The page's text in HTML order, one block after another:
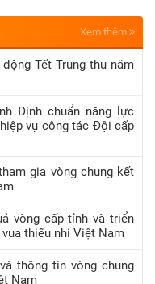
Xem thêm
Tết Trung thu năm
Định chuẩn năng lực
vụ công tác Đội cấp
gia vòng chung kết
vòng cấp tỉnh và triển
thiếu nhi Việt Nam
thông tin vòng chung
Nam